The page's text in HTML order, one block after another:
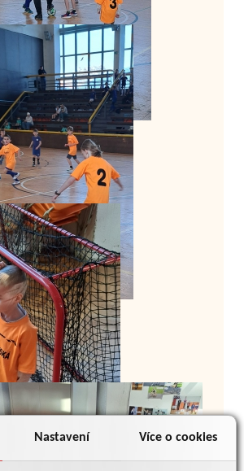
Nastavení Více o cookies